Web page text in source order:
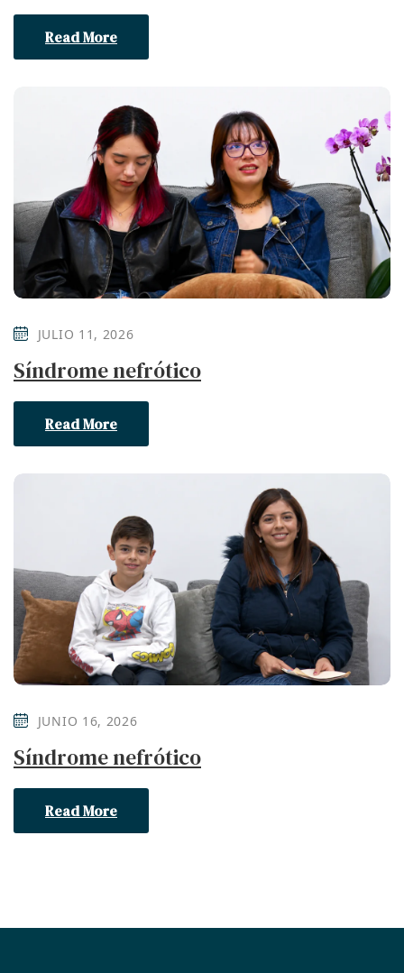
Read More
JULIO 11, 2026
Síndrome nefrótico
Read More
JUNIO 16, 2026
Síndrome nefrótico
Read More